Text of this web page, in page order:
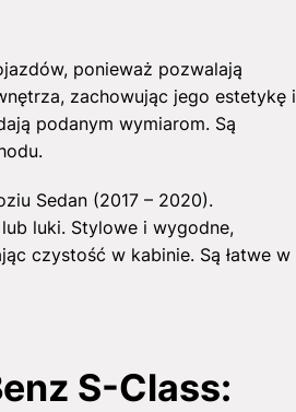
ponieważ pozwalają
zachowując jego estetykę i
podanym wymiarom. Są
Sedan (2017 – 2020).
luki. Stylowe i wygodne,
czystość w kabinie. Są łatwe w
S-Class: